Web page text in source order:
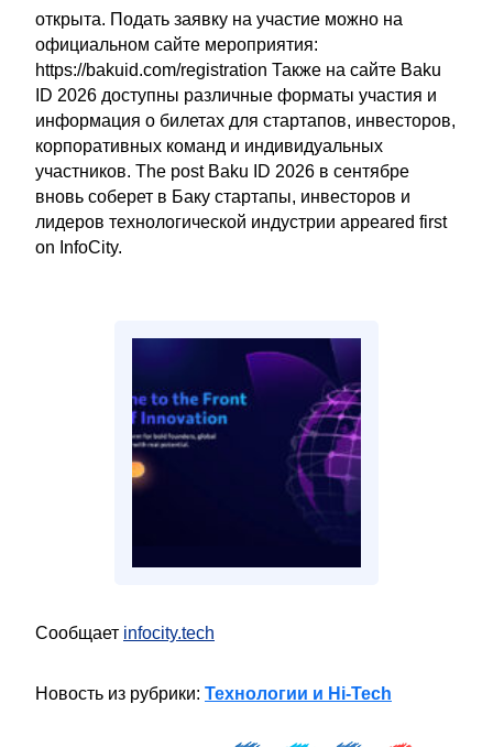
открыта. Подать заявку на участие можно на
официальном сайте мероприятия:
https://bakuid.com/registration Также на сайте Baku
ID 2026 доступны различные форматы участия и
информация о билетах для стартапов, инвесторов,
корпоративных команд и индивидуальных
участников. The post Baku ID 2026 в сентябре
вновь соберет в Баку стартапы, инвесторов и
лидеров технологической индустрии appeared first
on InfoCity.
Сообщает infocity.tech
Новость из рубрики: Технологии и Hi-Tech